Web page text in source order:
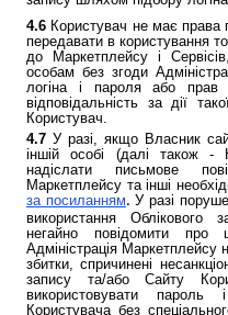
4.6 Користувач не має права
передавати в користування
до Маркетплейсу і
особам без згоди
логіна і пароля або
відповідальність за дії
Користувач.
4.7 У разі, якщо Власник
іншій особі (далі також -
надіслати письмове
Маркетплейсу та інші
за посиланням. У разі
використання Облікового
негайно повідомити про
Адміністрація Маркетплейсу
збитки, спричинені
запису та/або Сайту
використовувати пароль
Користувача без